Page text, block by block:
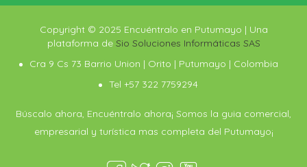
Copyright © 2025 Encuéntralo en Putumayo | Una
plataforma de Sio Soluciones Informáticas SAS
Cra 9 Cs 73 Barrio Union | Orito | Putumayo | Colombia
Tel +57 322 7759294
Búscalo ahora, Encuéntralo ahora¡ Somos la guia comercial,
empresarial y turística mas completa del Putumayo¡